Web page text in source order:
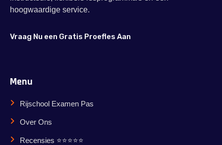
hoogwaardige service.
Vraag Nu een Gratis Proefles Aan
Menu
Rijschool Examen Pas
Over Ons
Recensies ⭐⭐⭐⭐⭐